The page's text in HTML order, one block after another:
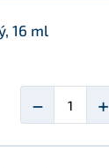
16 ml
− +